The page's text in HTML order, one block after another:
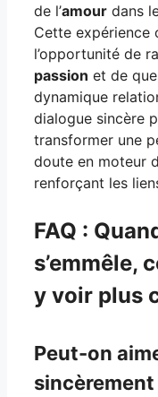
de l’amour dans
Cette expérience
l’opportunité de
passion et de
dynamique
dialogue sincère
transformer une
doute en moteur
renforçant les
FAQ :
s’emmêle,
y voir plus
Peut-on